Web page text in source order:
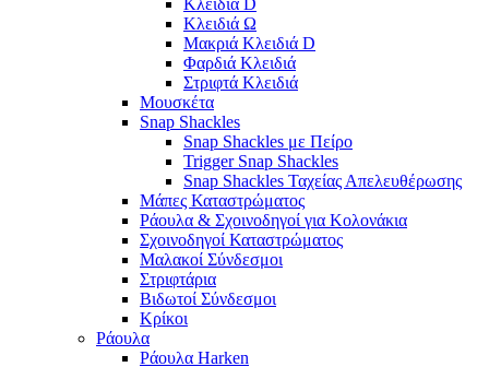
Κλειδιά D
Κλειδιά Ω
Μακριά Κλειδιά D
Φαρδιά Κλειδιά
Στριφτά Κλειδιά
Μουσκέτα
Snap Shackles
Snap Shackles με Πείρο
Trigger Snap Shackles
Snap Shackles Ταχείας Απελευθέρωσης
Μάπες Καταστρώματος
Ράουλα & Σχοινοδηγοί για Κολονάκια
Σχοινοδηγοί Καταστρώματος
Μαλακοί Σύνδεσμοι
Στριφτάρια
Βιδωτοί Σύνδεσμοι
Κρίκοι
Ράουλα
Ράουλα Harken